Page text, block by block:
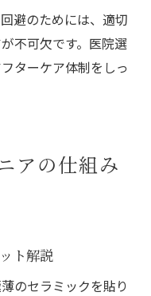
避のためには、適切
不可欠です。医院選
ターケア体制をしっ
アの仕組み
ト解説
のセラミックを貼り